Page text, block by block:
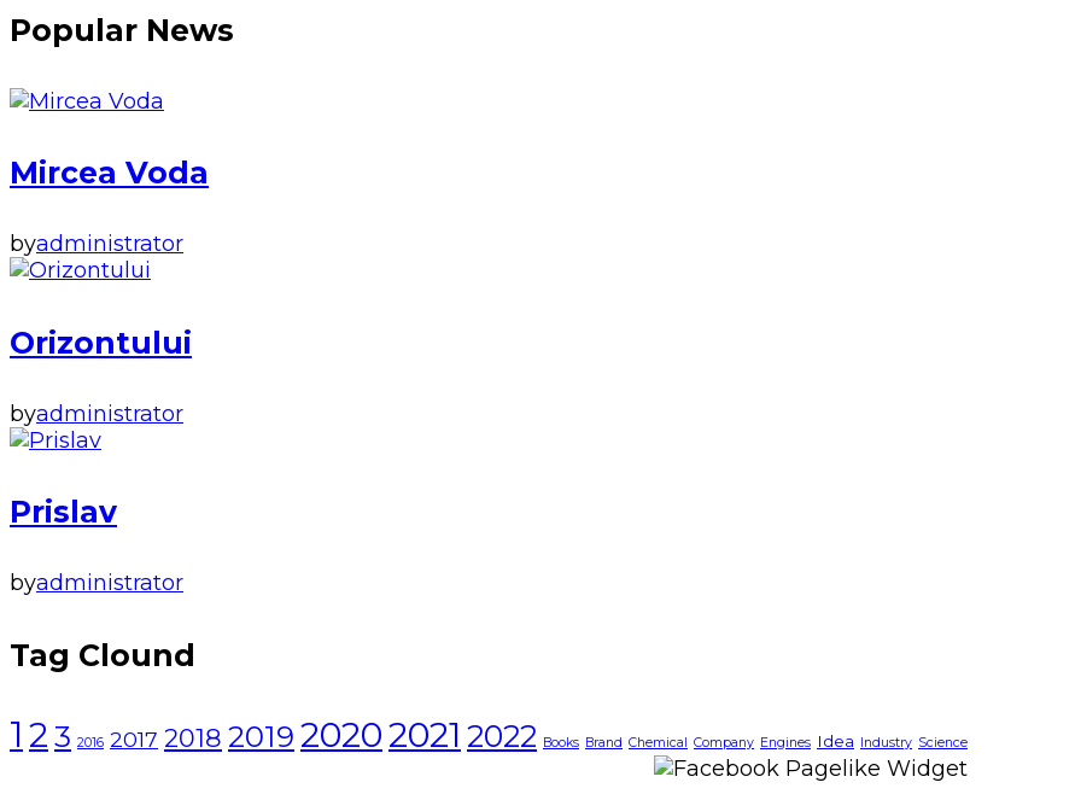
Popular News
Mircea Voda
byadministrator
Orizontului
byadministrator
Prislav
byadministrator
Tag Clound
1 2 3 2016 2017 2018 2019 20202021 2022 Books Brand Chemical Company Engines Idea Industry Science